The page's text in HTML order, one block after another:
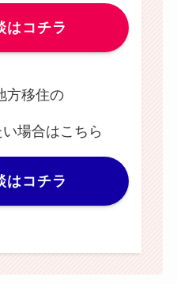
はコチラ
方移住の
い場合はこちら
はコチラ